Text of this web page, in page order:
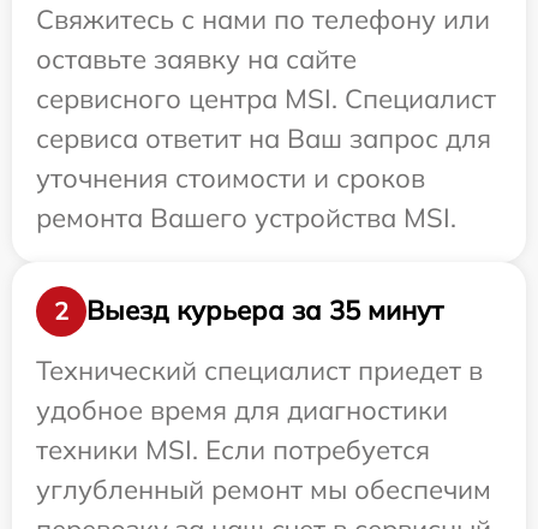
Свяжитесь с нами по телефону или
оставьте заявку на сайте
сервисного центра MSI. Специалист
сервиса ответит на Ваш запрос для
уточнения стоимости и сроков
ремонта Вашего устройства MSI.
2
Выезд курьера за 35 минут
Технический специалист приедет в
удобное время для диагностики
техники MSI. Если потребуется
углубленный ремонт мы обеспечим